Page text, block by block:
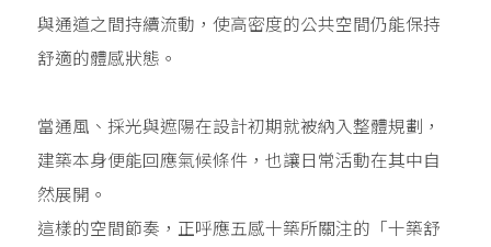
與通道之間持續流動，使高密度的公共空間仍能保持
舒適的體感狀態。
當通風、採光與遮陽在設計初期就被納入整體規劃，
建築本身便能回應氣候條件，也讓日常活動在其中自
然展開。
這樣的空間節奏，正呼應五感十築所關注的「十築舒